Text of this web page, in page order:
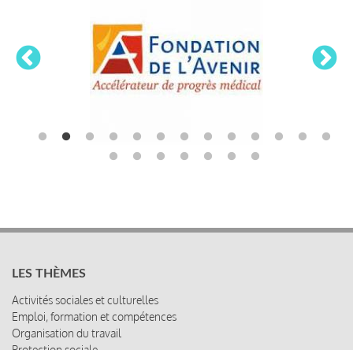
LES THÈMES
Activités sociales et culturelles
Emploi, formation et compétences
Organisation du travail